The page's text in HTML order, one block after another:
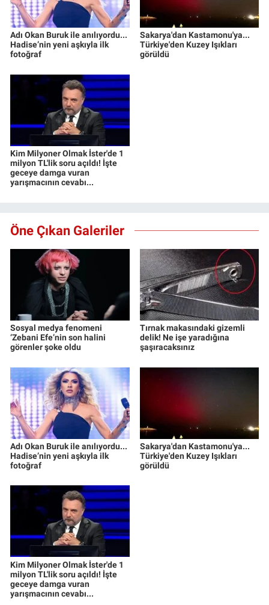
Adı Okan Buruk ile anılıyordu...
Hadise’nin yeni aşkıyla ilk
fotoğraf
Sakarya'dan Kastamonu'ya...
Türkiye'den Kuzey Işıkları
görüldü
Kim Milyoner Olmak İster'de 1
milyon TL'lik soru açıldı! İşte
geceye damga vuran
yarışmacının cevabı...
Öne Çıkan Galeriler
Sosyal medya fenomeni
‘Zebani Efe’nin son halini
görenler şoke oldu
Tırnak makasındaki gizemli
delik! Ne işe yaradığına
şaşıracaksınız
Adı Okan Buruk ile anılıyordu...
Hadise’nin yeni aşkıyla ilk
fotoğraf
Sakarya'dan Kastamonu'ya...
Türkiye'den Kuzey Işıkları
görüldü
Kim Milyoner Olmak İster'de 1
milyon TL'lik soru açıldı! İşte
geceye damga vuran
yarışmacının cevabı...